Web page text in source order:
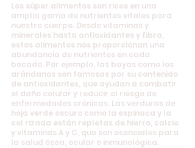
Los súper alimentos son ricos en una
amplia gama de nutrientes vitales para
nuestro cuerpo. Desde vitaminas y
minerales hasta antioxidantes y fibra,
estos alimentos nos proporcionan una
abundancia de nutrientes en cada
bocado. Por ejemplo, las bayas como los
arándanos son famosas por su contenido
de antioxidantes, que ayudan a combatir
el daño celular y reducir el riesgo de
enfermedades crónicas. Las verduras de
hoja verde oscuro como la espinaca y la
col rizada están repletas de hierro, calcio
y vitaminas A y C, que son esenciales para
la salud ósea, ocular e inmunológica.